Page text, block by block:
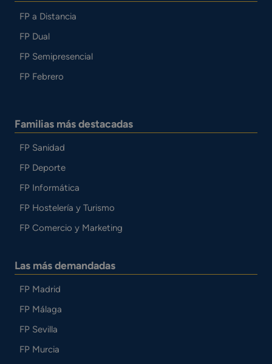
FP a Distancia
FP Dual
FP Semipresencial
FP Febrero
Familias más destacadas
FP Sanidad
FP Deporte
FP Informática
FP Hostelería y Turismo
FP Comercio y Marketing
Las más demandadas
FP Madrid
FP Málaga
FP Sevilla
FP Murcia